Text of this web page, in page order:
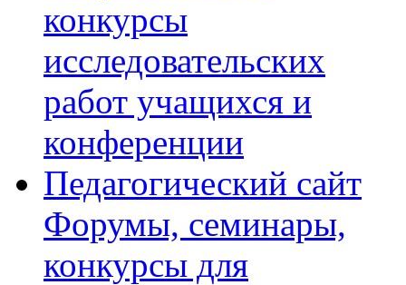
конкурсы
исследовательских
работ учащихся и
конференции
Педагогический сайт
Форумы, семинары,
конкурсы для